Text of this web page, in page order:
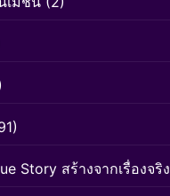
Story สร้างจากเรื่องจริง